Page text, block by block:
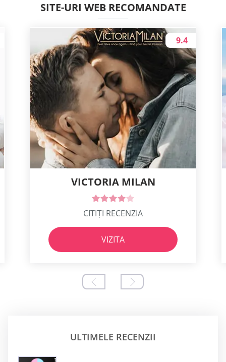
SITE-URI WEB RECOMANDATE
VICTORIA MILAN
9.4
CITIȚI RECENZIA
VIZITA
ULTIMELE RECENZII